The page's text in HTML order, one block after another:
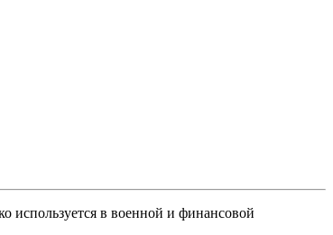
используется в военной и финансовой